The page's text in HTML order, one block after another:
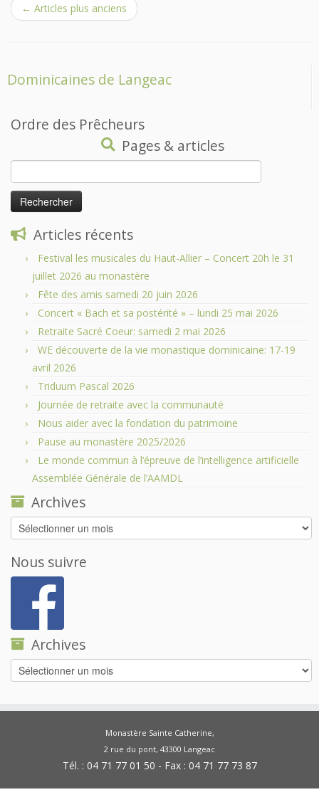
← Articles plus anciens
Dominicaines de Langeac
Ordre des Prêcheurs
Pages & articles
Rechercher :
Articles récents
Festival les musicales du Haut-Allier – Concert 20h le 31
juillet 2026 au monastère
Fête des amis samedi 20 juin 2026
Concert « Bach et sa postérité » – lundi 25 mai 2026
Retraite Sacré Coeur: samedi 2 mai 2026
WE découverte de la vie monastique dominicaine: 17-19
avril 2026
Triduum Pascal 2026
Journée de retraite avec la communauté
Nous aider avec la fondation du patrimoine
Pause au monastère 2025/2026
Le monde commun à l’épreuve de l’intelligence artificielle
Assemblée Générale de l’AAMDL
Archives
Archives
Nous suivre
Archives
Archives
Monastère Sainte Catherine,
2 rue du pont, 43300 Langeac
Tél. : 04 71 77 01 50 - Fax : 04 71 77 73 87